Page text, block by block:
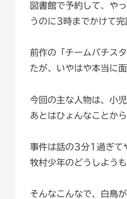
図書館で予約して、や
うのに3時までかけて完
前作の「チームバチス
たが、いやはや本当に面
今回の主な人物は、小
あとはひょんなことか
事件は話の3分1過ぎて
牧村少年のどうしよう
そんなこんなで、白鳥